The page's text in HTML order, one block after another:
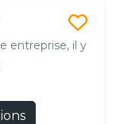
entreprise, il y